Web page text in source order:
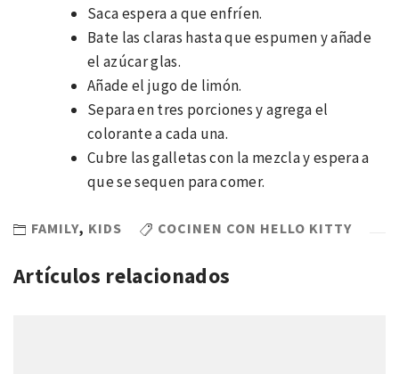
Saca espera a que enfríen.
Bate las claras hasta que espumen y añade
el azúcar glas.
Añade el jugo de limón.
Separa en tres porciones y agrega el
colorante a cada una.
Cubre las galletas con la mezcla y espera a
que se sequen para comer.
FAMILY, KIDS COCINEN CON HELLO KITTY
Artículos relacionados